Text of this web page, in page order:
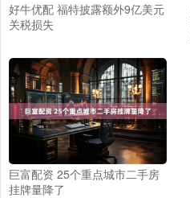
好牛优配 福特披露额外9亿美元
关税损失
巨富配资 25个重点城市二手房
挂牌量降了